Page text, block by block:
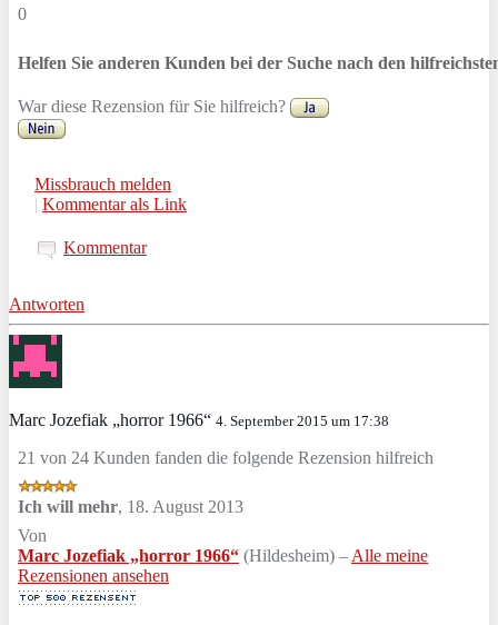
0
Helfen Sie anderen Kunden bei der Suche nach den
War diese Rezension für Sie hilfreich?
Missbrauch melden
| Kommentar als Link
Kommentar
Antworten
Marc Jozefiak „horror 1966“ 4. September 2015 um 17:38
21 von 24 Kunden fanden die folgende Rezension hilfreich
Ich will mehr, 18. August 2013
Von
Marc Jozefiak „horror 1966“ (Hildesheim) – Alle meine
Rezensionen ansehen